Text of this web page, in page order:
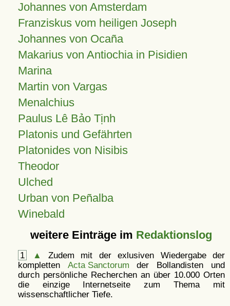
Johannes von Amsterdam
Franziskus vom heiligen Joseph
Johannes von Ocaña
Makarius von Antiochia in Pisidien
Marina
Martin von Vargas
Menalchius
Paulus Lê Bảo Tịnh
Platonis und Gefährten
Platonides von Nisibis
Theodor
Ulched
Urban von Peñalba
Winebald
weitere Einträge im Redaktionslog
1 ▲
Zudem mit der exlusiven Wiedergabe der
kompletten Acta Sanctorum der Bollandisten und
durch persönliche Recherchen an über 10.000 Orten
die einzige Internetseite zum Thema mit
wissenschaftlicher Tiefe.